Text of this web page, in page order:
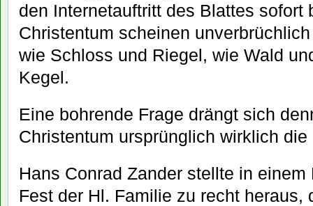
den Internetauftritt des Blattes sofort
Christentum scheinen
wie Schloss und Riegel, wie Wald
Kegel.
Eine bohrende Frage drängt sich
Christentum ursprünglich wirklich
Hans Conrad Zander stellte in
Fest der Hl. Familie zu recht heraus,